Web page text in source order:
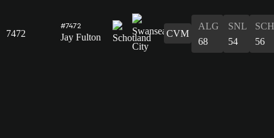
7472
#7472
Jay Fulton CVM
ALG
68
SNL
54
SCH
56